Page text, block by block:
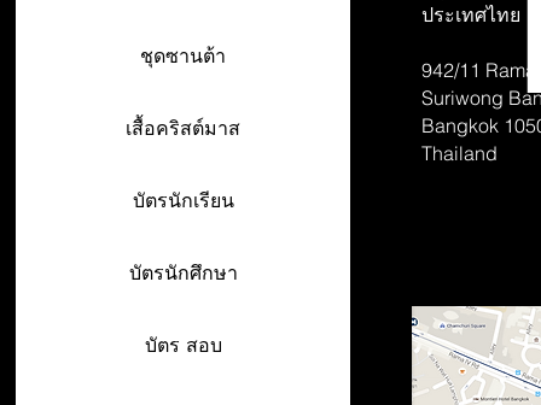
ชุดซานต้า
เสื้อคริสต์มาส
บัตรนักเรียน
บัตรนักศึกษา
บัตร สอบ
ประเทศไทย
942/11 Rama
Suriwong
Bangkok
Thailand